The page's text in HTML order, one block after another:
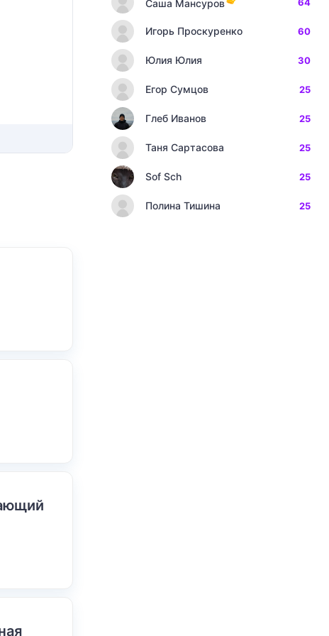
Саша Мансуров
Игорь Проскуренко 60
Юлия Юлия 30
Егор Сумцов 25
Глеб Иванов 25
Таня Сартасова 25
Sof Sch 25
Полина Тишина 25